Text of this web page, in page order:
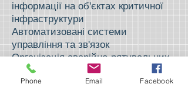
інформації на об'єктах критичної
інфраструктури
Автоматизовані системи
управління та зв'язок
Організація аварійно-рятувальних
та інших невідкладних робіт
Практика на посаді інженера
Phone Email Facebook